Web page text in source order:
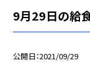
9月29日の給
公開日 2021/09/29